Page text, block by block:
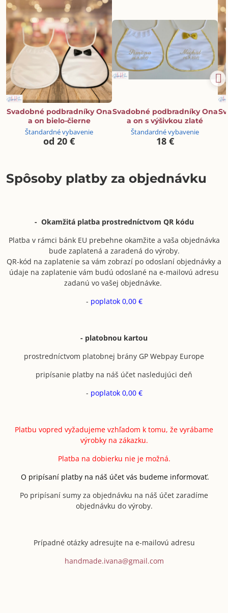
Svadobné podbradníky Ona
a on bielo-čierne
Štandardné vybavenie
od 20 €
Svadobné podbradníky Ona
a on s výšivkou zlaté
Štandardné vybavenie
18 €
Spôsoby platby za objednávku
- Okamžitá platba prostredníctvom QR kódu
Platba v rámci bánk EU prebehne okamžite a vaša objednávka
bude zaplatená a zaradená do výroby.
QR-kód na zaplatenie sa vám zobrazí po odoslaní objednávky a
údaje na zaplatenie vám budú odoslané na e-mailovú adresu
zadanú vo vašej objednávke.
- poplatok 0,00 €
- platobnou kartou
prostredníctvom platobnej brány GP Webpay Europe
pripísanie platby na náš účet nasledujúci deň
- poplatok 0,00 €
Platbu vopred vyžadujeme vzhľadom k tomu, že vyrábame
výrobky na zákazku.
Platba na dobierku nie je možná.
O pripísaní platby na náš účet vás budeme informovať.
Po pripísaní sumy za objednávku na náš účet zaradíme
objednávku do výroby.
Prípadné otázky adresujte na e-mailovú adresu
handmade.ivana@gmail.com